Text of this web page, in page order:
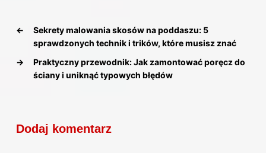
←
Sekrety malowania skosów na poddaszu: 5
sprawdzonych technik i trików, które musisz znać
→
Praktyczny przewodnik: Jak zamontować poręcz do
ściany i uniknąć typowych błędów
Dodaj komentarz